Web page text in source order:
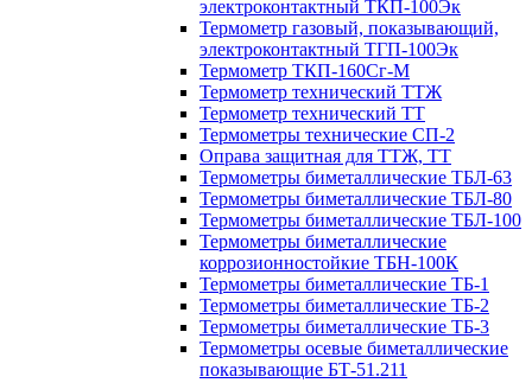
электроконтактный ТКП-100Эк
Термометр газовый, показывающий,
электроконтактный ТГП-100Эк
Термометр ТКП-160Сг-М
Термометр технический ТТЖ
Термометр технический ТТ
Термометры технические СП-2
Оправа защитная для ТТЖ, ТТ
Термометры биметаллические ТБЛ-63
Термометры биметаллические ТБЛ-80
Термометры биметаллические ТБЛ-100
Термометры биметаллические
коррозионностойкие ТБН-100К
Термометры биметаллические ТБ-1
Термометры биметаллические ТБ-2
Термометры биметаллические ТБ-3
Термометры осевые биметаллические
показывающие БТ-51.211